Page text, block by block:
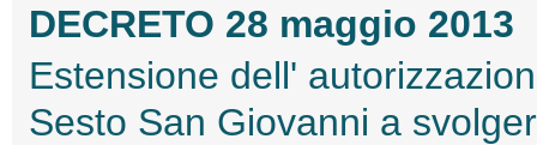
DECRETO 28 maggio 2013
Estensione dell'
Sesto San Giovanni a